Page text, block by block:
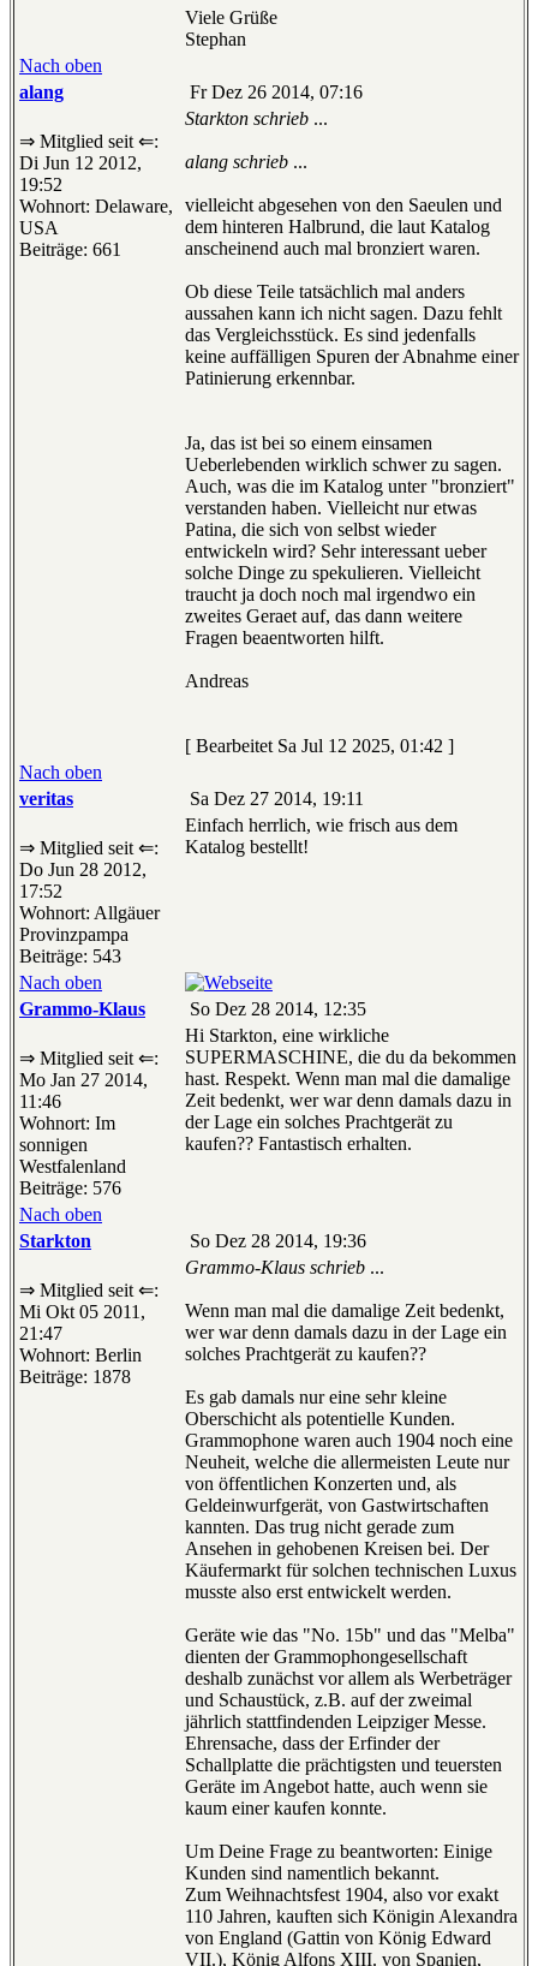
Viele Grüße
Stephan
Nach oben
alang
Fr Dez 26 2014, 07:16
⇒ Mitglied seit ⇐:
Di Jun 12 2012,
19:52
Wohnort: Delaware,
USA
Beiträge: 661
Starkton schrieb ...
alang schrieb ...
vielleicht abgesehen von den Saeulen und
dem hinteren Halbrund, die laut Katalog
anscheinend auch mal bronziert waren.
Ob diese Teile tatsächlich mal anders
aussahen kann ich nicht sagen. Dazu fehlt
das Vergleichsstück. Es sind jedenfalls
keine auffälligen Spuren der Abnahme einer
Patinierung erkennbar.
Ja, das ist bei so einem einsamen
Ueberlebenden wirklich schwer zu sagen.
Auch, was die im Katalog unter "bronziert"
verstanden haben. Vielleicht nur etwas
Patina, die sich von selbst wieder
entwickeln wird? Sehr interessant ueber
solche Dinge zu spekulieren. Vielleicht
traucht ja doch noch mal irgendwo ein
zweites Geraet auf, das dann weitere
Fragen beaentworten hilft.
Andreas
[ Bearbeitet Sa Jul 12 2025, 01:42 ]
Nach oben
veritas
Sa Dez 27 2014, 19:11
⇒ Mitglied seit ⇐:
Do Jun 28 2012,
17:52
Wohnort: Allgäuer
Provinzpampa
Beiträge: 543
Einfach herrlich, wie frisch aus dem
Katalog bestellt!
Nach oben
Grammo-Klaus
So Dez 28 2014, 12:35
⇒ Mitglied seit ⇐:
Mo Jan 27 2014,
11:46
Wohnort: Im
sonnigen
Westfalenland
Beiträge: 576
Hi Starkton, eine wirkliche
SUPERMASCHINE, die du da bekommen
hast. Respekt. Wenn man mal die damalige
Zeit bedenkt, wer war denn damals dazu in
der Lage ein solches Prachtgerät zu
kaufen?? Fantastisch erhalten.
Nach oben
Starkton
So Dez 28 2014, 19:36
⇒ Mitglied seit ⇐:
Mi Okt 05 2011,
21:47
Wohnort: Berlin
Beiträge: 1878
Grammo-Klaus schrieb ...
Wenn man mal die damalige Zeit bedenkt,
wer war denn damals dazu in der Lage ein
solches Prachtgerät zu kaufen??
Es gab damals nur eine sehr kleine
Oberschicht als potentielle Kunden.
Grammophone waren auch 1904 noch eine
Neuheit, welche die allermeisten Leute nur
von öffentlichen Konzerten und, als
Geldeinwurfgerät, von Gastwirtschaften
kannten. Das trug nicht gerade zum
Ansehen in gehobenen Kreisen bei. Der
Käufermarkt für solchen technischen Luxus
musste also erst entwickelt werden.
Geräte wie das "No. 15b" und das "Melba"
dienten der Grammophongesellschaft
deshalb zunächst vor allem als Werbeträger
und Schaustück, z.B. auf der zweimal
jährlich stattfindenden Leipziger Messe.
Ehrensache, dass der Erfinder der
Schallplatte die prächtigsten und teuersten
Geräte im Angebot hatte, auch wenn sie
kaum einer kaufen konnte.
Um Deine Frage zu beantworten: Einige
Kunden sind namentlich bekannt.
Zum Weihnachtsfest 1904, also vor exakt
110 Jahren, kauften sich Königin Alexandra
von England (Gattin von König Edward
VII.), König Alfons XIII. von Spanien,